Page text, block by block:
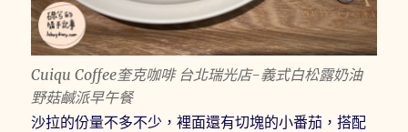
Cuiqu Coffee奎克咖啡 台北瑞光店-義式白松露奶油
野菇鹹派早午餐
沙拉的份量不多不少，裡面還有切塊的小番茄，搭配